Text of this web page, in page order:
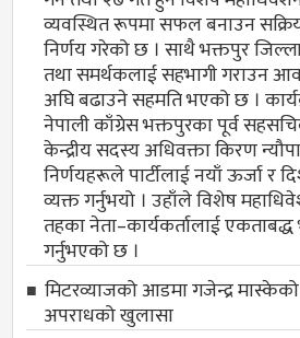
व्यवस्थित रूपमा सफल बनाउन
निर्णय गरेको छ । साथै भक्तपुर
तथा समर्थकलाई सहभागी गराउन
अघि बढाउने सहमति भएको छ ।
नेपाली काँग्रेस भक्तपुरका पूर्व
केन्द्रीय सदस्य अधिवक्ता किरण
निर्णयहरूले पार्टीलाई नयाँ ऊर्जा र
व्यक्त गर्नुभयो । उहाँले विशेष
तहका नेता–कार्यकर्तालाई
गर्नुभएको छ ।
मिटरव्याजको आडमा गजेन्द्र
अपराधको खुलासा